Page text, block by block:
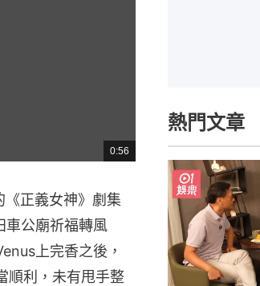
總
共
0:56
正義女神》劇集
車公廟祈福轉風
上完香之後，
順利，未有甩手整
熱門文章